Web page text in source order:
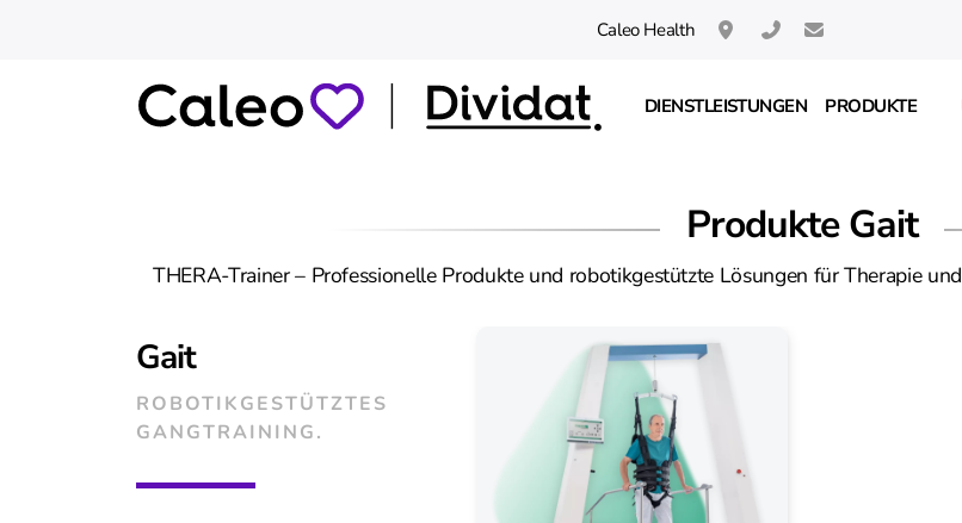
Caleo Health Neuhofstrasse 14 / 8834
044 621 60 66
DIENSTLEISTUNGEN PRODUKTE
Produkte Gait
THERA-Trainer – Professionelle Produkte und robotikgestützte Lösungen für Therapie
Gait
ROBOTIKGESTÜTZTES
GANGTRAINING.